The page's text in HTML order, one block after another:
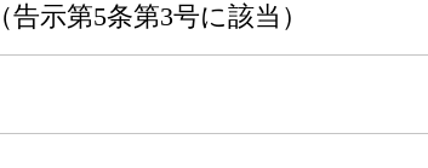
（告示第5条第3号に該当）